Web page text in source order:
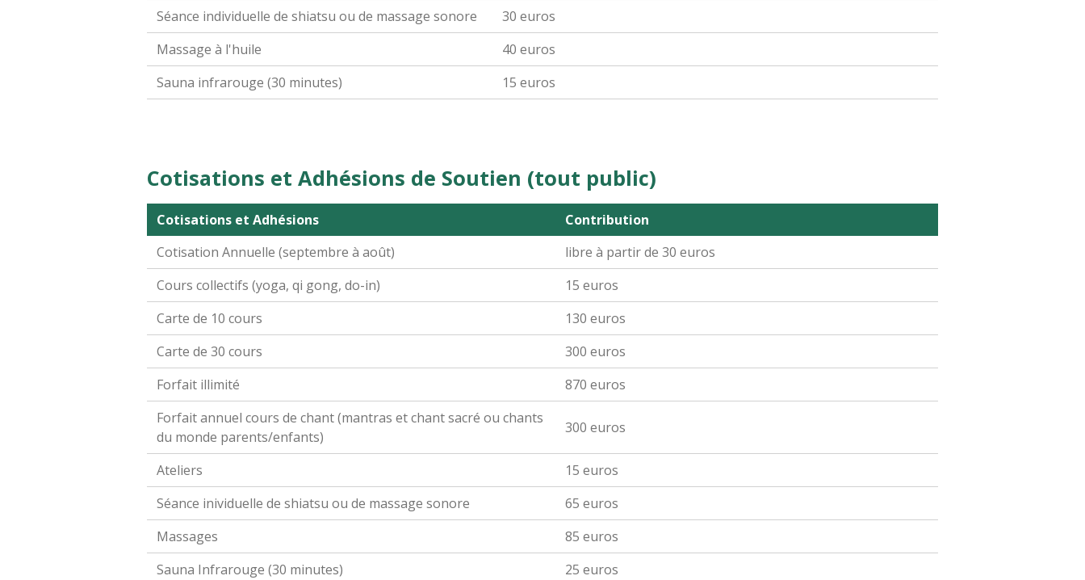
Séance individuelle de shiatsu ou de massage sonore
30 euros
Massage à l'huile
40 euros
Sauna infrarouge (30 minutes)
15 euros
Cotisations et Adhésions de Soutien (tout public)
Cotisations et Adhésions
Contribution
Cotisation Annuelle (septembre à août)
libre à partir de 30 euros
Cours collectifs (yoga, qi gong, do-in)
15 euros
Carte de 10 cours
130 euros
Carte de 30 cours
300 euros
Forfait illimité
870 euros
Forfait annuel cours de chant (mantras et chant sacré ou chants
du monde parents/enfants)
300 euros
Ateliers
15 euros
Séance inividuelle de shiatsu ou de massage sonore
65 euros
Massages
85 euros
Sauna Infrarouge (30 minutes)
25 euros